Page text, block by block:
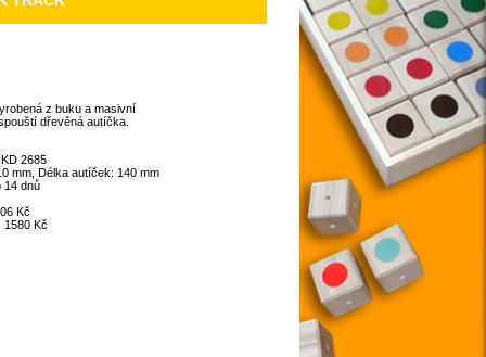
z buku a masivní
dřevěná autíčka.
KD 2685
mm, Délka autíček: 140 mm
14 dnů
Kč
1580 Kč